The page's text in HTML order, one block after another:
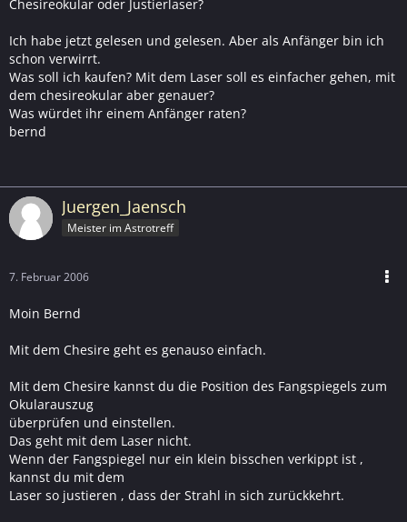
Chesireokular oder Justierlaser?
Ich habe jetzt gelesen und gelesen. Aber als Anfänger bin ich
schon verwirrt.
Was soll ich kaufen? Mit dem Laser soll es einfacher gehen, mit
dem chesireokular aber genauer?
Was würdet ihr einem Anfänger raten?
bernd
Juergen_Jaensch
Meister im Astrotreff
7. Februar 2006
Moin Bernd
Mit dem Chesire geht es genauso einfach.
Mit dem Chesire kannst du die Position des Fangspiegels zum
Okularauszug
überprüfen und einstellen.
Das geht mit dem Laser nicht.
Wenn der Fangspiegel nur ein klein bisschen verkippt ist ,
kannst du mit dem
Laser so justieren , dass der Strahl in sich zurückkehrt.